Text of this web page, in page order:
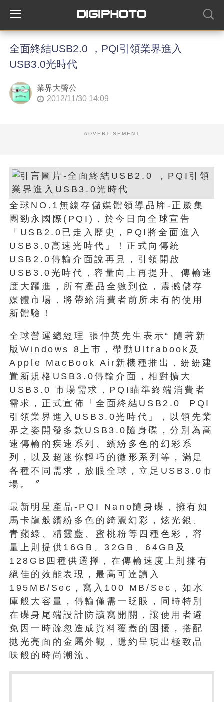
全面終結USB2.0 ，PQI引領業界進入
USB3.0光時代
業界大聲公
2012/11/30 14:09
ADVERTISEMENT
全球NO.1無線存儲媒體領導品牌-正崴集
團勁永國際(PQI)，於今日向全球宣告
「USB2.0已走入歷史，PQI將全面進入
USB3.0高速光時代」！正式向傳統
USB2.0傳輸介面說再見，引領開啟
USB3.0光時代，容量向上再提升、傳輸速
度大躍進，所有產品全數到位，震撼儲存
媒體市場，將帶給消費者前所未有的使用
新體驗！
全球營運總經理 張仲英先生表示“ 隨著新
版Windows 8上市，帶動Ultrabook及
Apple MacBook Air新機種推出，紛紛建
置新規格USB3.0傳輸介面，相對擴大
USB3.0 市場需求，PQI瞄準終端消費者
需求，正式宣佈「全面終結USB2.0 PQI
引領業界進入USB3.0光時代」，以領先業
界之姿開發多款USB3.0隨身碟，分別為高
速傳輸的疾速系列、繽紛多色的幻彩系
列，以及超迷你輕巧的微形系列等，滿足
各種不同需求，放眼全球，立足USB3.0市
場。〞
最新明星產品-PQI Nano隨身碟，擁有如
馬卡龍般繽紛多色的綺麗幻彩，炫光銀、
青蘋綠、精靈藍、蜜桃粉等四種色彩，容
量上則提供16GB、32GB、64GB及
128GB四種供選擇，在傳輸速度上則擁有
絕佳的效能表現，最高可達讀入
195MB/Sec，寫入100 MB/Sec，如水
庫般大容量，傳輸僅需一眨眼，同時特別
在碟身尾端設計防讀寫開關，讓使用者避
免因一時疏忽造成資料覆蓋的困擾，搭配
拋光亮面的金屬外觀，隱約呈現出極致品
味般的時尚潮流。